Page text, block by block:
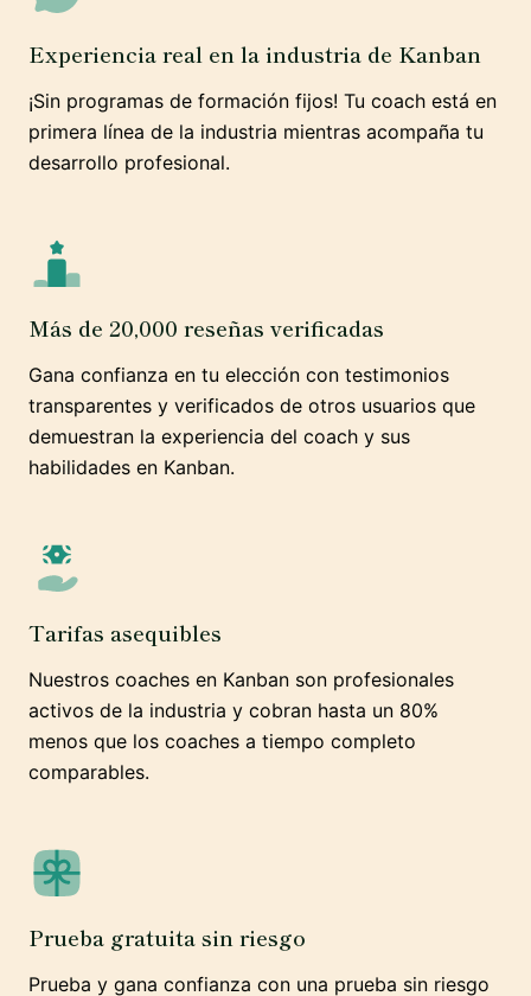
Experiencia real en la industria de Kanban
¡Sin programas de formación fijos! Tu coach está en
primera línea de la industria mientras acompaña tu
desarrollo profesional.
Más de 20,000 reseñas verificadas
Gana confianza en tu elección con testimonios
transparentes y verificados de otros usuarios que
demuestran la experiencia del coach y sus
habilidades en Kanban.
Tarifas asequibles
Nuestros coaches en Kanban son profesionales
activos de la industria y cobran hasta un 80%
menos que los coaches a tiempo completo
comparables.
Prueba gratuita sin riesgo
Prueba y gana confianza con una prueba sin riesgo